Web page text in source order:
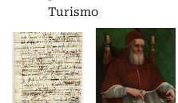
Turismo